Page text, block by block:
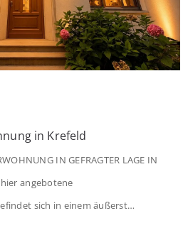
in Krefeld
IN GEFRAGTER LAGE IN
hier angebotene
sich in einem äußerst